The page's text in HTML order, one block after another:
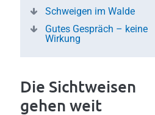
Schweigen im Walde
Gutes Gespräch – keine
Wirkung
Die Sichtweisen
gehen weit